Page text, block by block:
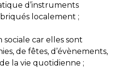
d’instruments
localement ;
car elles sont
de fêtes, d’évènements,
la vie quotidienne ;